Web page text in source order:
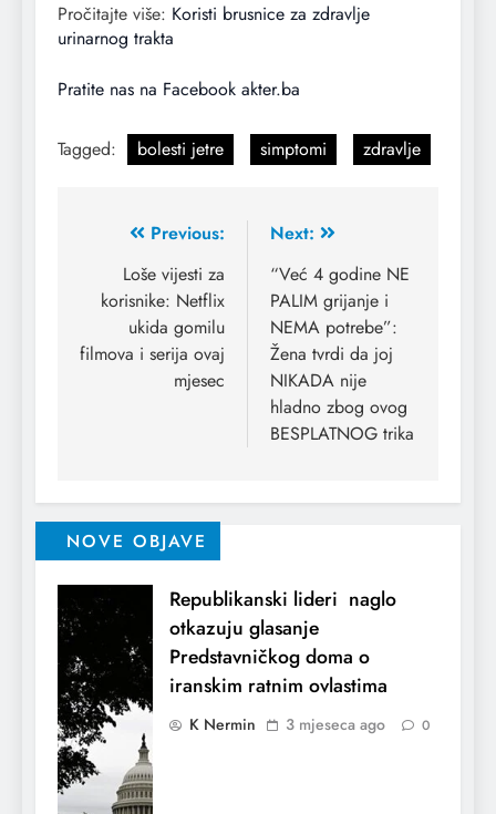
Pročitajte više: Koristi brusnice za zdravlje
urinarnog trakta
Pratite nas na Facebook akter.ba
Tagged: bolesti jetre simptomi zdravlje
Previous:
Loše vijesti za
korisnike: Netflix
ukida gomilu
filmova i serija ovaj
mjesec
Next:
“Već 4 godine NE
PALIM grijanje i
NEMA potrebe”:
Žena tvrdi da joj
NIKADA nije
hladno zbog ovog
BESPLATNOG trika
NOVE OBJAVE
Republikanski lideri naglo
otkazuju glasanje
Predstavničkog doma o
iranskim ratnim ovlastima
K Nermin 3 mjeseca ago 0